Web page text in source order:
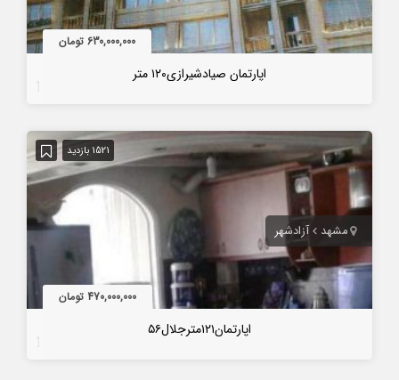
630,000,000 تومان
اپارتمان صیادشیرازی١٢٠ متر
1521 بازدید
مشهد آزادشهر
470,000,000 تومان
اپارتمان١٢١مترجلال۵۶